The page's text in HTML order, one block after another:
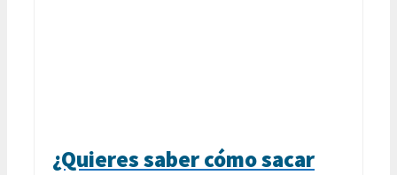
¿Quieres saber cómo sacar